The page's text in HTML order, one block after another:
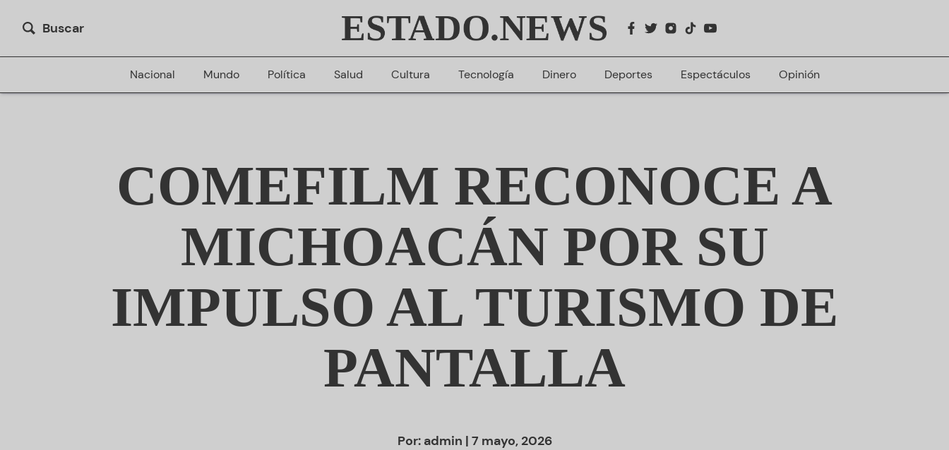
Buscar ESTADO.NEWS
Nacional Mundo Política Salud Cultura Tecnología Dinero Deportes Espectáculos Opinión
COMEFILM RECONOCE A
MICHOACÁN POR SU
IMPULSO AL TURISMO DE
PANTALLA
Por: admin | 7 mayo, 2026